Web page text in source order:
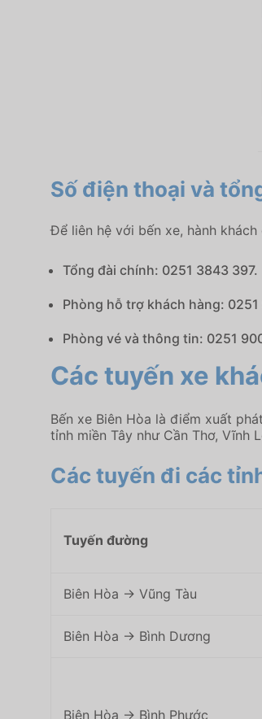
Số điện thoại và
Để liên hệ với bến xe, hành
Tổng đài chính: 0251 3843 397.
Phòng hỗ trợ khách hàng: 0251
Phòng vé và thông tin: 0251
Các tuyến xe
Bến xe Biên Hòa là điểm xuất
tỉnh miền Tây như Cần Thơ, Vĩnh
Các tuyến đi các
Tuyến đường
Biên Hòa → Vũng Tàu
Biên Hòa → Bình Dương
Biên Hòa → Bình Phước